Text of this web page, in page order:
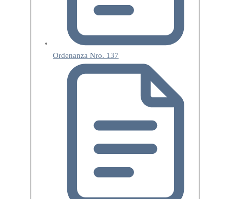
Ordenanza Nro. 137